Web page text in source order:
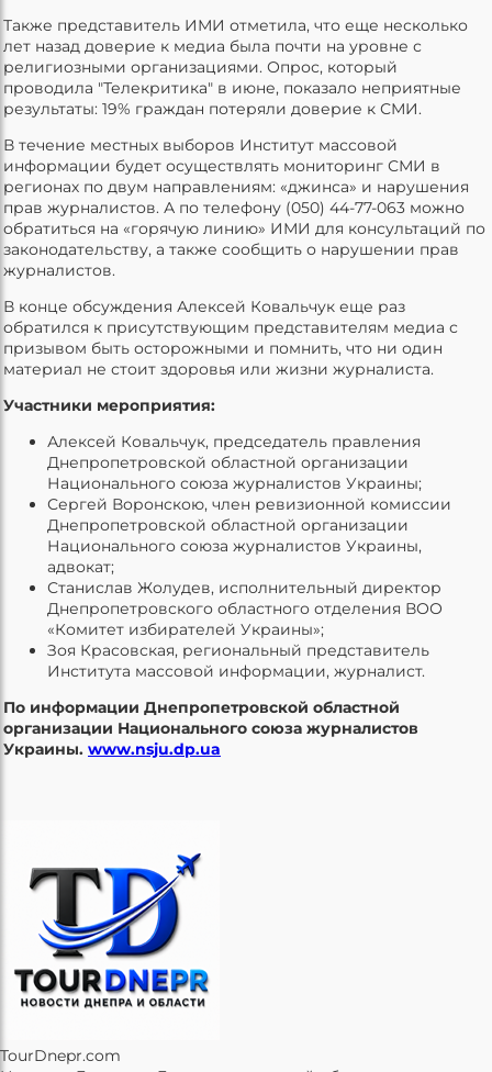
Также представитель ИМИ отметила, что еще несколько
лет назад доверие к медиа была почти на уровне с
религиозными организациями. Опрос, который
проводила "Телекритика" в июне, показало неприятные
результаты: 19% граждан потеряли доверие к СМИ.
В течение местных выборов Институт массовой
информации будет осуществлять мониторинг СМИ в
регионах по двум направлениям: «джинса» и нарушения
прав журналистов. А по телефону (050) 44-77-063 можно
обратиться на «горячую линию» ИМИ для консультаций по
законодательству, а также сообщить о нарушении прав
журналистов.
В конце обсуждения Алексей Ковальчук еще раз
обратился к присутствующим представителям медиа с
призывом быть осторожными и помнить, что ни один
материал не стоит здоровья или жизни журналиста.
Участники мероприятия:
Алексей Ковальчук, председатель правления
Днепропетровской областной организации
Национального союза журналистов Украины;
Сергей Воронскою, член ревизионной комиссии
Днепропетровской областной организации
Национального союза журналистов Украины,
адвокат;
Станислав Жолудев, исполнительный директор
Днепропетровского областного отделения ВОО
«Комитет избирателей Украины»;
Зоя Красовская, региональный представитель
Института массовой информации, журналист.
По информации Днепропетровской областной
организации Национального союза журналистов
Украины. www.nsju.dp.ua
TourDnepr.com